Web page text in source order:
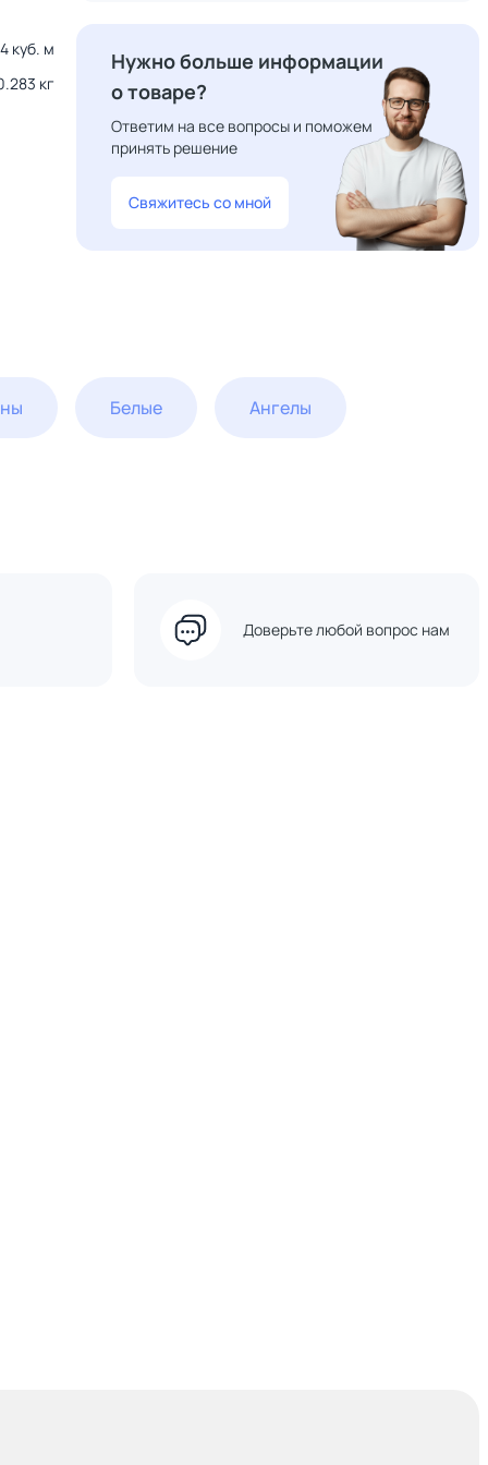
куб. м
кг
Нужно больше информации
о товаре?
Ответим на все вопросы и поможем
принять решение
Свяжитесь со мной
Белые Ангелы
Доверьте любой вопрос нам